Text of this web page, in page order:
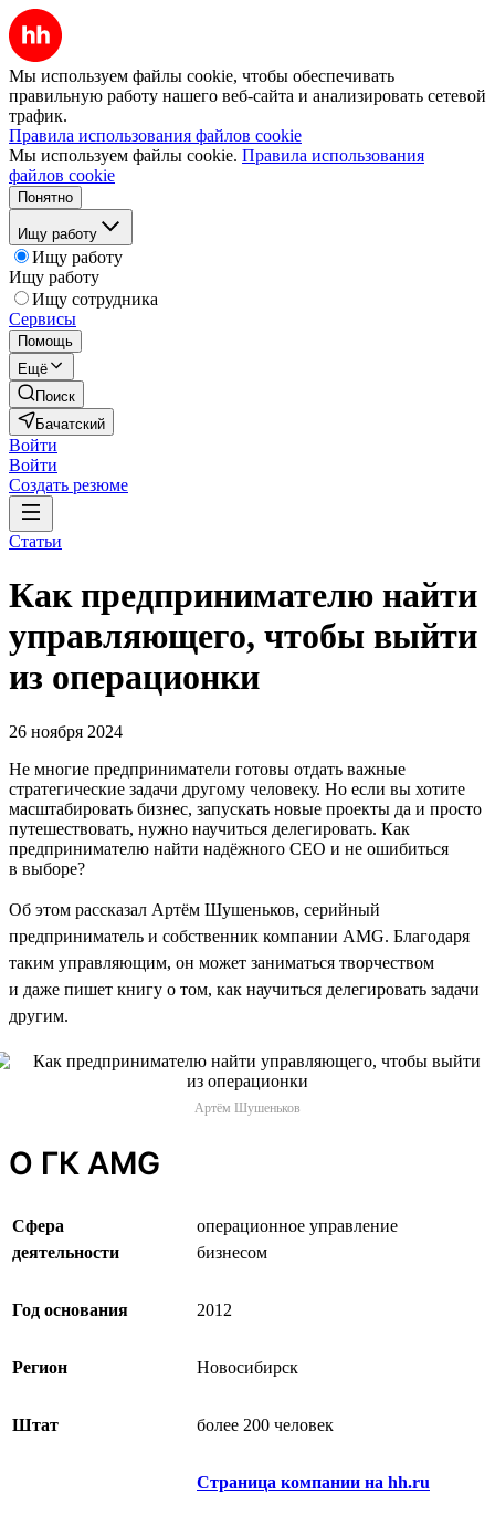
Мы используем файлы cookie, чтобы обеспечивать
правильную работу нашего веб-сайта и анализировать сетевой
трафик.
Правила использования файлов cookie
Мы используем файлы cookie. Правила использования
файлов cookie
Понятно
Ищу работу
Ищу работу
Ищу работу
Ищу сотрудника
Сервисы
Помощь
Ещё
Поиск
Бачатский
Войти
Войти
Создать резюме
Статьи
Как предпринимателю найти
управляющего, чтобы выйти
из операционки
26 ноября 2024
Не многие предприниматели готовы отдать важные
стратегические задачи другому человеку. Но если вы хотите
масштабировать бизнес, запускать новые проекты да и просто
путешествовать, нужно научиться делегировать. Как
предпринимателю найти надёжного CEO и не ошибиться
в выборе?
Об этом рассказал Артём Шушеньков, серийный
предприниматель и собственник компании AMG. Благодаря
таким управляющим, он может заниматься творчеством
и даже пишет книгу о том, как научиться делегировать задачи
другим.
Артём Шушеньков
О ГК AMG
Сфера
деятельности
операционное управление
бизнесом
Год основания 2012
Регион Новосибирск
Штат более 200 человек
Страница компании на hh.ru